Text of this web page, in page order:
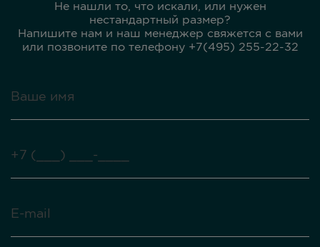
Не нашли то, что искали, или нужен
нестандартный размер?
Напишите нам и наш менеджер свяжется с вами
или позвоните по телефону +7(495) 255-22-32